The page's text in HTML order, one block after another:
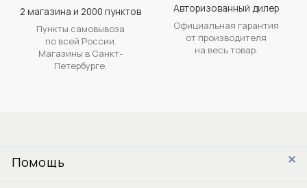
2 магазина и 2000 пунктов
Пункты самовывоза
по всей России.
Магазины в Санкт-
Петербурге.
Авторизованный дилер
Официальная гарантия
от производителя
на весь товар.
Помощь